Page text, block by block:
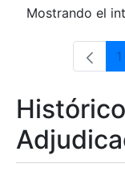
Mostrando el
1